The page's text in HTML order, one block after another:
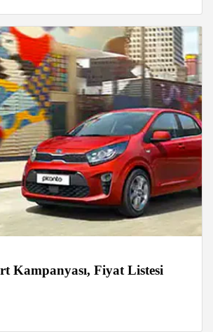
Kampanyası, Fiyat Listesi